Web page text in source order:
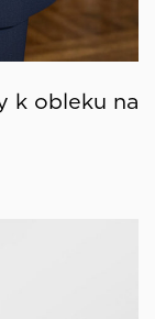
k obleku na